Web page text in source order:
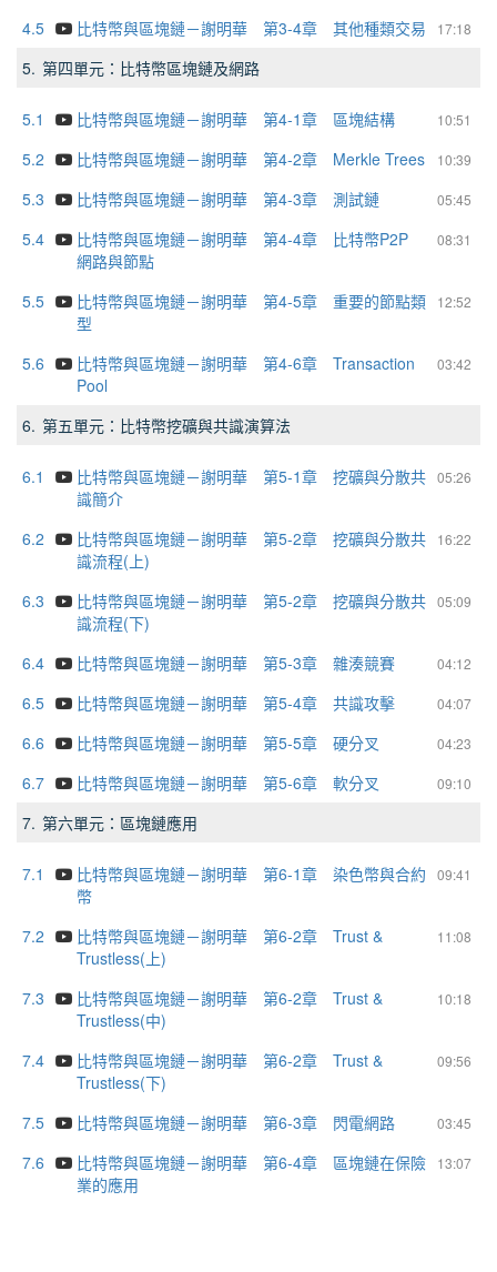
4.5
17:18
比特幣與區塊鏈－謝明華 第3-4章 其他種類交易
5. 第四單元：比特幣區塊鏈及網路
5.1 10:51
比特幣與區塊鏈－謝明華 第4-1章 區塊結構
5.2
10:39
比特幣與區塊鏈－謝明華 第4-2章 Merkle Trees
5.3
05:45
比特幣與區塊鏈－謝明華 第4-3章 測試鏈
5.4
08:31
比特幣與區塊鏈－謝明華 第4-4章 比特幣P2P
網路與節點
5.5
12:52
比特幣與區塊鏈－謝明華 第4-5章 重要的節點類
型
5.6
03:42
比特幣與區塊鏈－謝明華 第4-6章 Transaction
Pool
6. 第五單元：比特幣挖礦與共識演算法
6.1 05:26
比特幣與區塊鏈－謝明華 第5-1章 挖礦與分散共
識簡介
6.2
16:22
比特幣與區塊鏈－謝明華 第5-2章 挖礦與分散共
識流程(上)
6.3
05:09
比特幣與區塊鏈－謝明華 第5-2章 挖礦與分散共
識流程(下)
6.4
04:12
比特幣與區塊鏈－謝明華 第5-3章 雜湊競賽
6.5
04:07
比特幣與區塊鏈－謝明華 第5-4章 共識攻擊
6.6
04:23
比特幣與區塊鏈－謝明華 第5-5章 硬分叉
6.7
09:10
比特幣與區塊鏈－謝明華 第5-6章 軟分叉
7. 第六單元：區塊鏈應用
7.1 09:41
比特幣與區塊鏈－謝明華 第6-1章 染色幣與合約
幣
7.2
11:08
比特幣與區塊鏈－謝明華 第6-2章 Trust &
Trustless(上)
7.3
10:18
比特幣與區塊鏈－謝明華 第6-2章 Trust &
Trustless(中)
7.4
09:56
比特幣與區塊鏈－謝明華 第6-2章 Trust &
Trustless(下)
7.5
03:45
比特幣與區塊鏈－謝明華 第6-3章 閃電網路
7.6
13:07
比特幣與區塊鏈－謝明華 第6-4章 區塊鏈在保險
業的應用